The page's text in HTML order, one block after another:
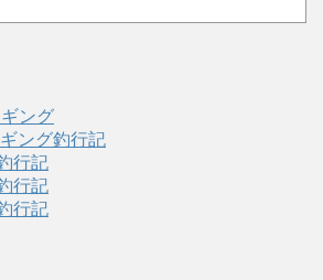
ング
ング釣行記
行記
行記
行記